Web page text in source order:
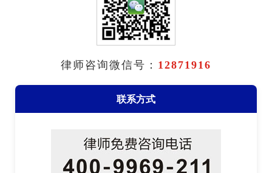
律师咨询微信号： 12871916
联系方式